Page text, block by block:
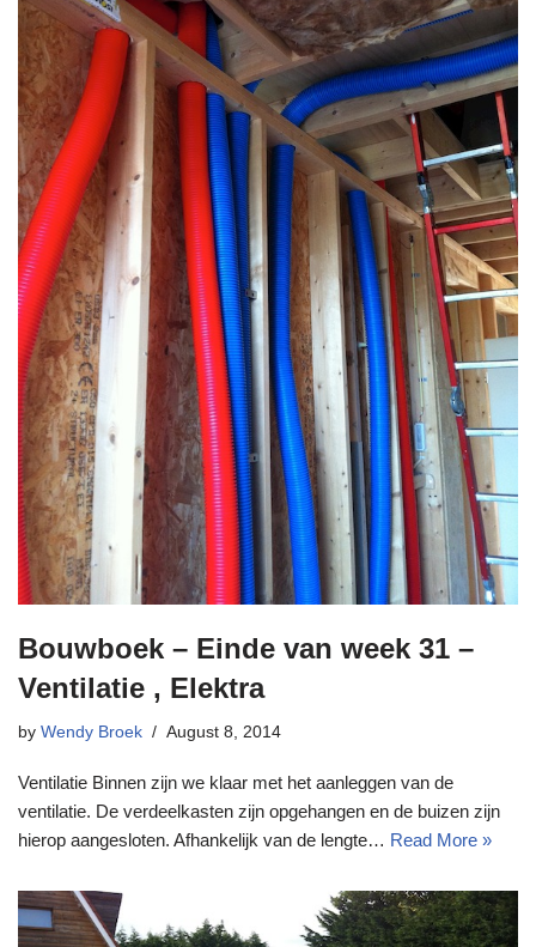
Bouwboek – Einde van week 31 –
Ventilatie , Elektra
by Wendy Broek August 8, 2014
Ventilatie Binnen zijn we klaar met het aanleggen van de
ventilatie. De verdeelkasten zijn opgehangen en de buizen zijn
hierop aangesloten. Afhankelijk van de lengte… Read More »